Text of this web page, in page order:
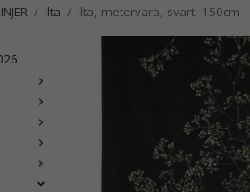
/ Ilta / Ilta, metervara, svart, 150cm